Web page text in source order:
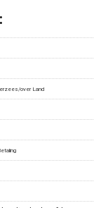
over Land